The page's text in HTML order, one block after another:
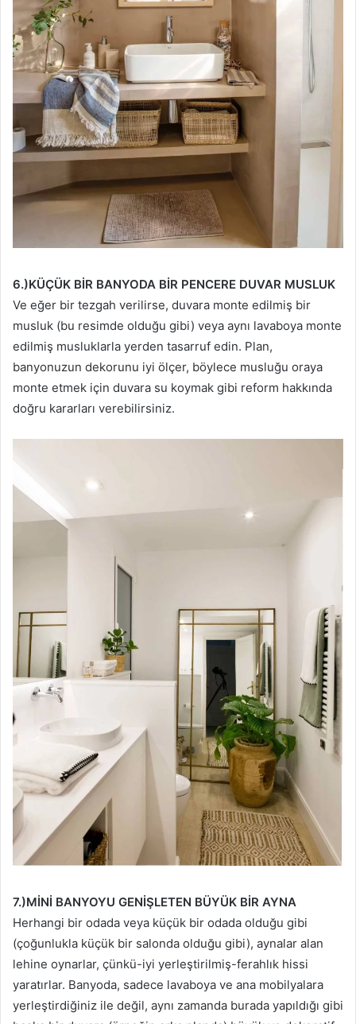
6.)KÜÇÜK BİR BANYODA BİR PENCERE DUVAR MUSLUK
Ve eğer bir tezgah verilirse, duvara monte edilmiş bir
musluk (bu resimde olduğu gibi) veya aynı lavaboya monte
edilmiş musluklarla yerden tasarruf edin. Plan,
banyonuzun dekorunu iyi ölçer, böylece musluğu oraya
monte etmek için duvara su koymak gibi reform hakkında
doğru kararları verebilirsiniz.
7.)MİNİ BANYOYU GENİŞLETEN BÜYÜK BİR AYNA
Herhangi bir odada veya küçük bir odada olduğu gibi
(çoğunlukla küçük bir salonda olduğu gibi), aynalar alan
lehine oynarlar, çünkü-iyi yerleştirilmiş-ferahlık hissi
yaratırlar. Banyoda, sadece lavaboya ve ana mobilyalara
yerleştirdiğiniz ile değil, aynı zamanda burada yapıldığı gibi